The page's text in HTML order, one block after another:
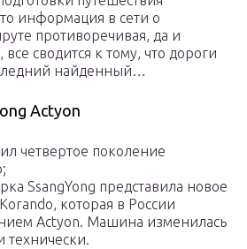
информация в сети о
противоречивая, да и
сводится к тому, что дороги
найденный…
Actyon
четвертое поколение
SsangYong представила новое
которая в России
Actyon. Машина изменилась
технически.